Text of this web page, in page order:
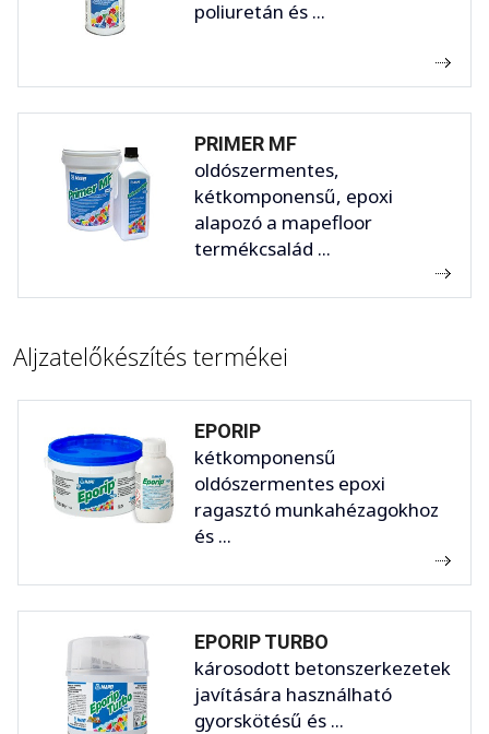
poliuretán és ...
PRIMER MF
oldószermentes,
kétkomponensű, epoxi
alapozó a mapefloor
termékcsalád ...
Aljzatelőkészítés termékei
EPORIP
kétkomponensű
oldószermentes epoxi
ragasztó munkahézagokhoz
és ...
EPORIP TURBO
károsodott betonszerkezetek
javítására használható
gyorskötésű és ...